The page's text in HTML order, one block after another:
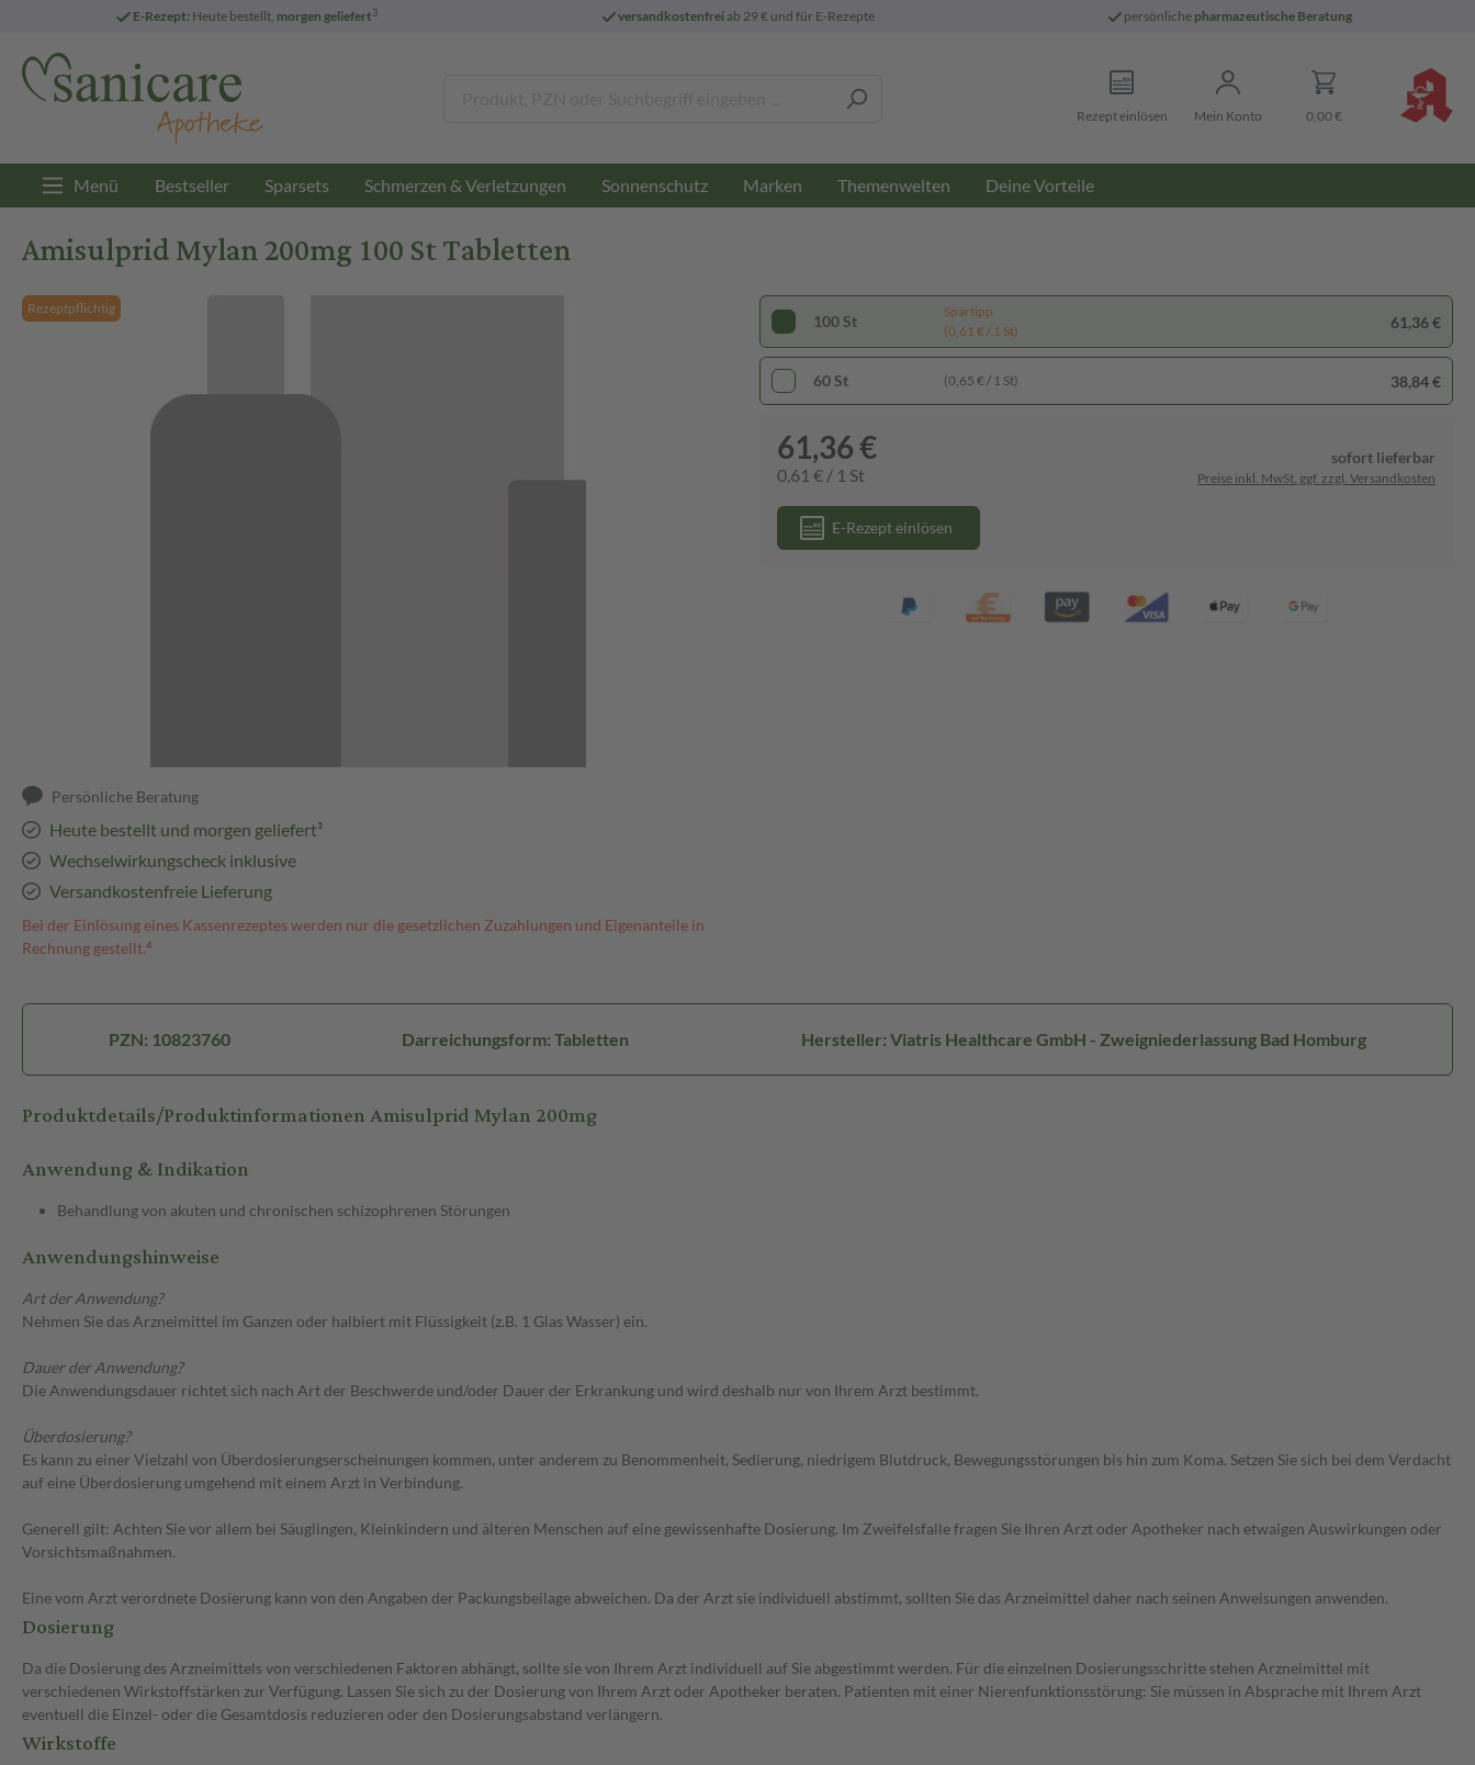
E-Rezept: Heute bestellt, morgen geliefert3 versandkostenfreiab 29 € und für E-Rezepte persönliche pharmazeutische Beratung
Rezept einlösen Mein Konto 0,00 €
Menü Bestseller Sparsets Schmerzen & Verletzungen Sonnenschutz Marken Themenwelten Deine Vorteile
Amisulprid Mylan 200mg 100 St Tabletten
Rezeptpflichtig
Persönliche Beratung
Heute bestellt und morgen geliefert³
Wechselwirkungscheck inklusive
Versandkostenfreie Lieferung
Bei der Einlösung eines Kassenrezeptes werden nur die gesetzlichen Zuzahlungen und Eigenanteile in
Rechnung gestellt.⁴
100 St
Spartipp
(0,61 € / 1 St)
61,36 €
60 St (0,65 € / 1 St) 38,84 €
61,36 €
0,61 € / 1 St
sofort lieferbar
Preise inkl. MwSt. ggf. zzgl. Versandkosten
E-Rezept einlösen
PZN: 10823760 Darreichungsform: Tabletten Hersteller: Viatris Healthcare GmbH - Zweigniederlassung Bad Homburg
Produktdetails/Produktinformationen Amisulprid Mylan 200mg
Anwendung & Indikation
Behandlung von akuten und chronischen schizophrenen Störungen
Anwendungshinweise
Art der Anwendung?
Nehmen Sie das Arzneimittel im Ganzen oder halbiert mit Flüssigkeit (z.B. 1 Glas Wasser) ein.
Dauer der Anwendung?
Die Anwendungsdauer richtet sich nach Art der Beschwerde und/oder Dauer der Erkrankung und wird deshalb nur von Ihrem Arzt bestimmt.
Überdosierung?
Es kann zu einer Vielzahl von Überdosierungserscheinungen kommen, unter anderem zu Benommenheit, Sedierung, niedrigem Blutdruck, Bewegungsstörungen bis hin zum Koma. Setzen Sie sich bei dem Verdacht
auf eine Überdosierung umgehend mit einem Arzt in Verbindung.
Generell gilt: Achten Sie vor allem bei Säuglingen, Kleinkindern und älteren Menschen auf eine gewissenhafte Dosierung. Im Zweifelsfalle fragen Sie Ihren Arzt oder Apotheker nach etwaigen Auswirkungen oder
Vorsichtsmaßnahmen.
Eine vom Arzt verordnete Dosierung kann von den Angaben der Packungsbeilage abweichen. Da der Arzt sie individuell abstimmt, sollten Sie das Arzneimittel daher nach seinen Anweisungen anwenden.
Dosierung
Da die Dosierung des Arzneimittels von verschiedenen Faktoren abhängt, sollte sie von Ihrem Arzt individuell auf Sie abgestimmt werden. Für die einzelnen Dosierungsschritte stehen Arzneimittel mit
verschiedenen Wirkstoffstärken zur Verfügung. Lassen Sie sich zu der Dosierung von Ihrem Arzt oder Apotheker beraten. Patienten mit einer Nierenfunktionsstörung: Sie müssen in Absprache mit Ihrem Arzt
eventuell die Einzel- oder die Gesamtdosis reduzieren oder den Dosierungsabstand verlängern.
Wirkstoffe